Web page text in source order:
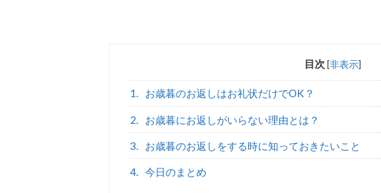
目次 [非表示]
1. お歳暮のお返しはお礼状だけでOK？
2. お歳暮にお返しがいらない理由とは？
3. お歳暮のお返しをする時に知っておきたいこと
4. 今日のまとめ